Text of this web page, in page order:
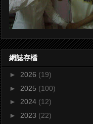
網誌存檔
► 2026 (19)
► 2025 (100)
► 2024 (12)
► 2023 (22)